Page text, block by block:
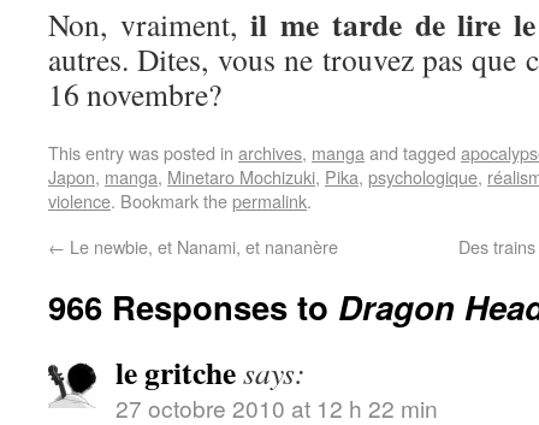
Non, vraiment, il me tarde de lire le
autres. Dites, vous ne trouvez pas que
16 novembre?
This entry was posted in archives, manga and tagged
Japon, manga, Minetaro Mochizuki, Pika, psychologique,
violence. Bookmark thepermalink.
← Le newbie, et Nanami, et nananère Des
966 Responses to Dragon
le gritchesays:
27 octobre 2010 at 12 h 22 min